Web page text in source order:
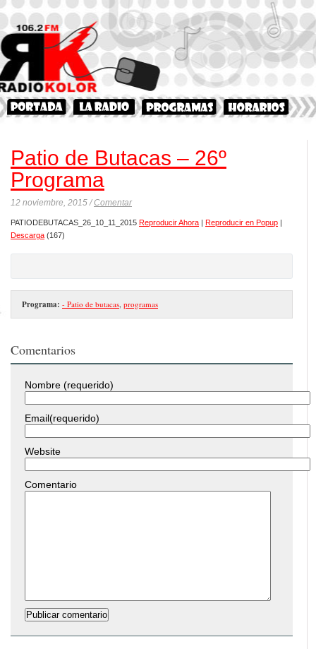
Patio de Butacas – 26º
Programa
12 noviembre, 2015 /Comentar
PATIODEBUTACAS_26_10_11_2015 Reproducir Ahora | Reproducir en Popup |
Descarga (167)
Programa: - Patio de butacas, programas
Comentarios
Nombre (requerido)
Email(requerido)
Website
Comentario